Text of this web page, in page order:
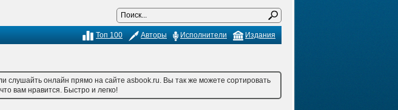
Издания
Исполнители
Авторы
Топ 100
слушайть онлайн прямо на сайте asbook.ru. Вы так же можете сортировать
вам нравится. Быстро и легко!